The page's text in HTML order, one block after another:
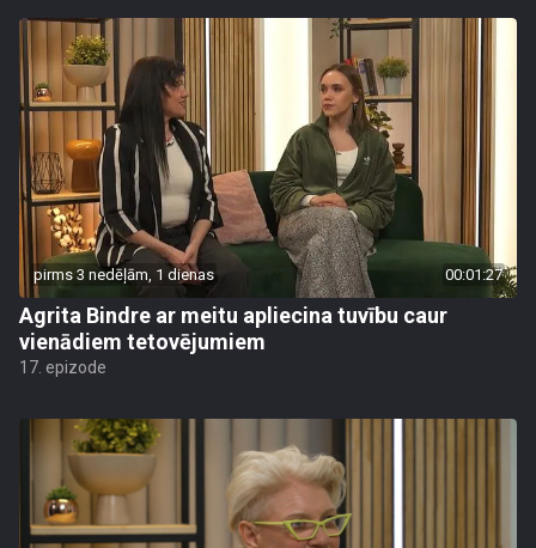
pirms 3 nedēļām, 1 dienas 00:01:27
Agrita Bindre ar meitu apliecina tuvību caur
vienādiem tetovējumiem
17. epizode